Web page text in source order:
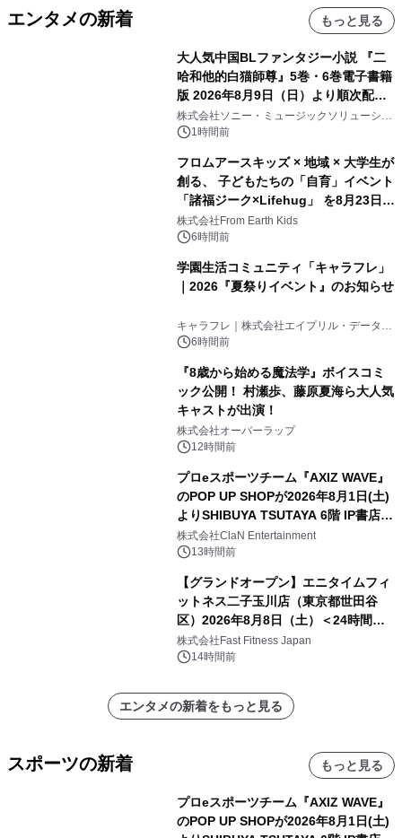
エンタメの新着 もっと見る
大人気中国BLファンタジー小説 『二
哈和他的白猫師尊』5巻・6巻電子書籍
版 2026年8月9日（日）より順次配信
開始
株式会社ソニー・ミュージックソリューショ
ンズ1時間前
フロムアースキッズ × 地域 × 大学生が
創る、 子どもたちの「自育」イベント
「諸福ジーク×Lifehug」 を8月23日
(日)開催
株式会社From Earth Kids
6時間前
学園生活コミュニティ「キャラフレ」
｜2026『夏祭りイベント』のお知らせ
キャラフレ｜株式会社エイプリル・データ・
デザインズ
6時間前
『8歳から始める魔法学』ボイスコミ
ック公開！ 村瀬歩、藤原夏海ら大人気
キャストが出演！
株式会社オーバーラップ
12時間前
プロeスポーツチーム『AXIZ WAVE』
のPOP UP SHOPが2026年8月1日(土)
よりSHIBUYA TSUTAYA 6階 IP書店で
開催決定！！
株式会社ClaN Entertainment
13時間前
【グランドオープン】エニタイムフィ
ットネス二子玉川店（東京都世田谷
区）2026年8月8日（土）＜24時間年
中無休のフィットネスジム＞
株式会社Fast Fitness Japan
14時間前
エンタメの新着をもっと見る
スポーツの新着 もっと見る
プロeスポーツチーム『AXIZ WAVE』
のPOP UP SHOPが2026年8月1日(土)